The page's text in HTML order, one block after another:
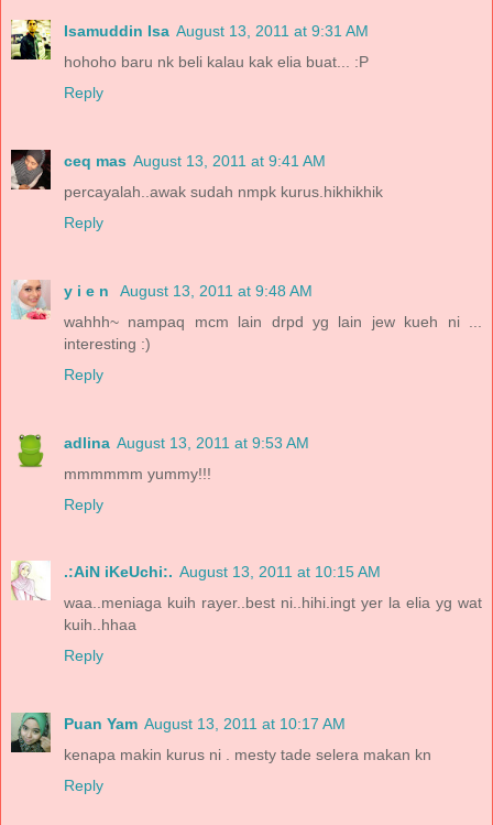
Isamuddin Isa August 13, 2011 at 9:31 AM
hohoho baru nk beli kalau kak elia buat... :P
Reply
ceq mas August 13, 2011 at 9:41 AM
percayalah..awak sudah nmpk kurus.hikhikhik
Reply
y i e n
August 13, 2011 at 9:48 AM
wahhh~ nampaq mcm lain drpd yg lain jew kueh ni ...
interesting :)
Reply
adlina August 13, 2011 at 9:53 AM
mmmmmm yummy!!!
Reply
.:AiN iKeUchi:. August 13, 2011 at 10:15 AM
waa..meniaga kuih rayer..best ni..hihi.ingt yer la elia yg wat
kuih..hhaa
Reply
Puan Yam August 13, 2011 at 10:17 AM
kenapa makin kurus ni . mesty tade selera makan kn
Reply